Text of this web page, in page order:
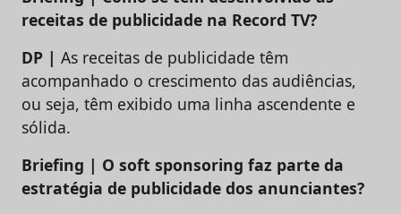
receitas de publicidade na Record TV?
DP | As receitas de publicidade têm
acompanhado o crescimento das audiências,
ou seja, têm exibido uma linha ascendente e
sólida.
Briefing | O soft sponsoring faz parte da
estratégia de publicidade dos anunciantes?